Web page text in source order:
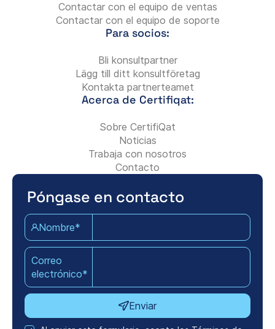
Contactar con el equipo de ventas
Contactar con el equipo de soporte
Para socios:
Bli konsultpartner
Lägg till ditt konsultföretag
Kontakta partnerteamet
Acerca de Certifiqat:
Sobre CertifiQat
Noticias
Trabaja con nosotros
Contacto
Póngase en contacto
Nombre*
Correo
electrónico*
Enviar